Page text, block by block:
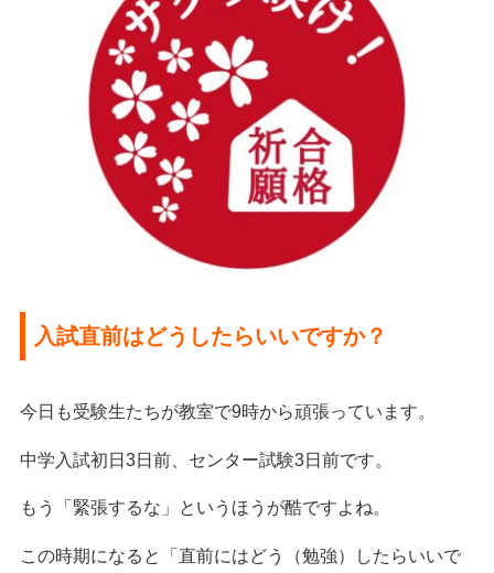
入試直前はどうしたらいいですか？
今日も受験生たちが教室で9時から頑張っています。
中学入試初日3日前、センター試験3日前です。
もう「緊張するな」というほうが酷ですよね。
この時期になると「直前にはどう（勉強）したらいいで